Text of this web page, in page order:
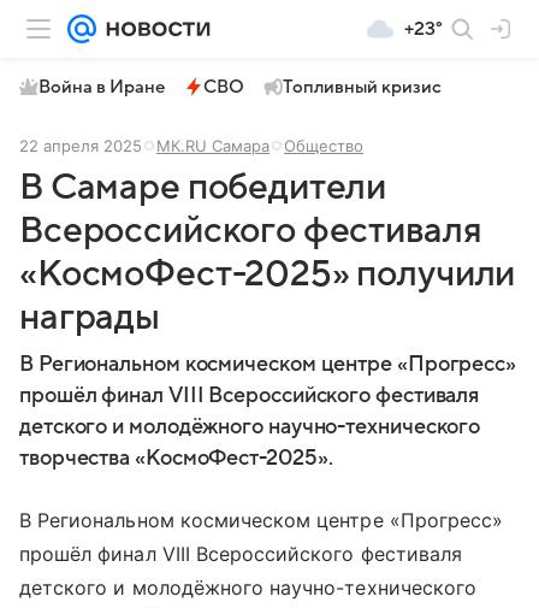
+23°
Война в Иране СВО Топливный кризис
22 апреля 2025 МК.RU Самара Общество
В Самаре победители
Всероссийского фестиваля
«КосмоФест-2025» получили
награды
В Региональном космическом центре «Прогресс»
прошёл финал VIII Всероссийского фестиваля
детского и молодёжного научно-технического
творчества «КосмоФест-2025».
В Региональном космическом центре «Прогресс»
прошёл финал VIII Всероссийского фестиваля
детского и молодёжного научно-технического